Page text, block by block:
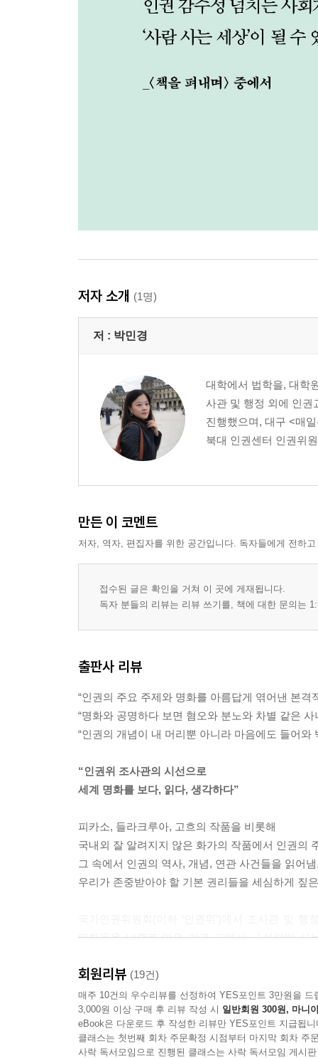
저자 소개 (1명)
저 : 박민경
대학에서 법학을, 대학
사관 및 행정 외에 인권
진행했으며, 대구 <매
북대 인권센터 인권위
만든 이 코멘트
저자, 역자, 편집자를 위한 공간입니다. 독자들에게 전하
접수된 글은 확인을 거쳐 이 곳에 게재됩니다.
독자 분들의 리뷰는 리뷰 쓰기를, 책에 대한 문의는
출판사 리뷰
“인권의 주요 주제와 명화를 아름답게 엮어낸 본격
“명화와 공명하다 보면 혐오와 분노와 차별 같은
“인권의 개념이 내 머리뿐 아니라 마음에도 들어와
“인권위 조사관의 시선으로
세계 명화를 보다, 읽다, 생각하다”
피카소, 들라크루아, 고흐의 작품을 비롯해
국내외 잘 알려지지 않은 화가의 작품에서 인권의
그 속에서 인권의 역사, 개념, 연관 사건들을 읽어
우리가 존중받아야 할 기본 권리들을 세심하게 짚
명화들을 날줄로 엮은 인권 교양서 《사람이 사
고흐의 작품을 비롯해 국내외 잘 알려지지 않은
읽어냄으로써 우리가 이 사회에서 존중받고 보
존중하는 데 큰 영향을 미친 문서 〈세계인권선언
《사람이 사는 미술관》은 인권의 주요 개념을 ‘여
회원리뷰 (19건)
매주 10건의 우수리뷰를 선정하여 YES포인트 3만원을 드
3,000원 이상 구매 후 리뷰 작성 시 일반회원 300원, 마니
eBook은 다운로드 후 작성한 리뷰만 YES포인트 지급됩니
클래스는 첫번째 회차 주문확정 시점부터 마지막 회차 주
사락 독서모임으로 진행된 클래스는 사락 독서모임 게시